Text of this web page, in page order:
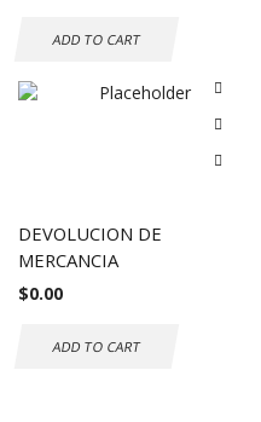
ADD TO CART
DEVOLUCION DE
MERCANCIA
$0.00
ADD TO CART